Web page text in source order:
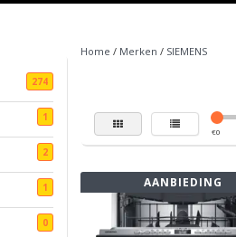
274
1
2
1
0
Home / Merken / SIEMENS
€0
AANBIEDING